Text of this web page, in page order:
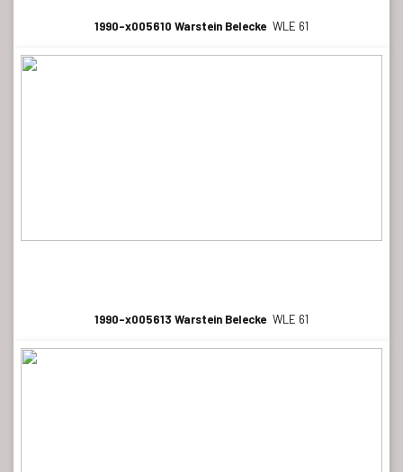
1990-x005610 Warstein Belecke WLE 61
1990-x005613 Warstein Belecke WLE 61